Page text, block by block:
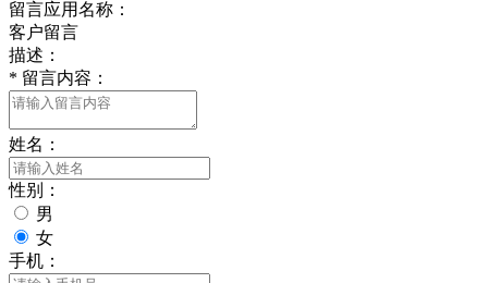
留言应用名称：
客户留言
描述：
* 留言内容：
姓名：
性别：
男
女
手机：